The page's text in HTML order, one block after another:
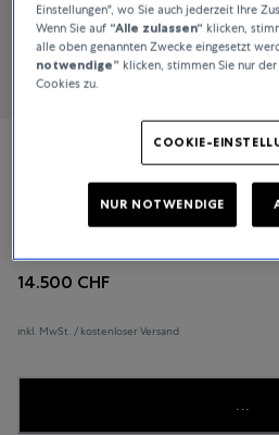
Jaeger-LeCoultre
Rendez-Vous
14.500 CHF
inkl. MwSt. / kostenloser Versand
...
Einstellungen", wo Sie auch jederzeit Ihre
Wenn Sie auf “Alle zulassen“ klicken,
alle oben genannten Zwecke eingesetzt
notwendige” klicken, stimmen Sie nur
Cookies zu.
COOKIE-
NUR NOTWENDIGE